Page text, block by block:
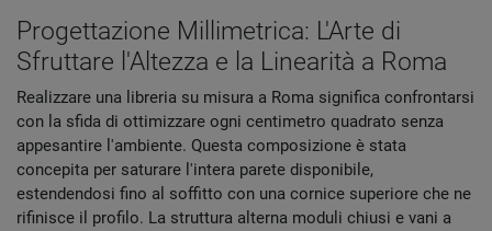
Progettazione Millimetrica: L'Arte di
Sfruttare l'Altezza e la Linearità a Roma
Realizzare una libreria su misura a Roma significa confrontarsi
con la sfida di ottimizzare ogni centimetro quadrato senza
appesantire l'ambiente. Questa composizione è stata
concepita per saturare l'intera parete disponibile,
estendendosi fino al soffitto con una cornice superiore che ne
rifinisce il profilo. La struttura alterna moduli chiusi e vani a